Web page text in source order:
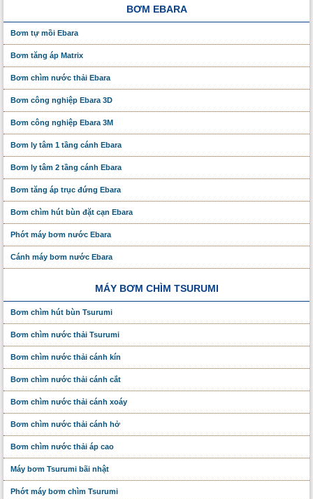
BƠM EBARA
Bơm tự mồi Ebara
Bơm tăng áp Matrix
Bơm chìm nước thải Ebara
Bơm công nghiệp Ebara 3D
Bơm công nghiệp Ebara 3M
Bơm ly tâm 1 tầng cánh Ebara
Bơm ly tâm 2 tầng cánh Ebara
Bơm tăng áp trục đứng Ebara
Bơm chìm hút bùn đặt cạn Ebara
Phớt máy bơm nước Ebara
Cánh máy bơm nước Ebara
MÁY BƠM CHÌM TSURUMI
Bơm chìm hút bùn Tsurumi
Bơm chìm nước thải Tsurumi
Bơm chìm nước thải cánh kín
Bơm chìm nước thải cánh cắt
Bơm chìm nước thải cánh xoáy
Bơm chìm nước thải cánh hở
Bơm chìm nước thải áp cao
Máy bơm Tsurumi bãi nhật
Phớt máy bơm chìm Tsurumi